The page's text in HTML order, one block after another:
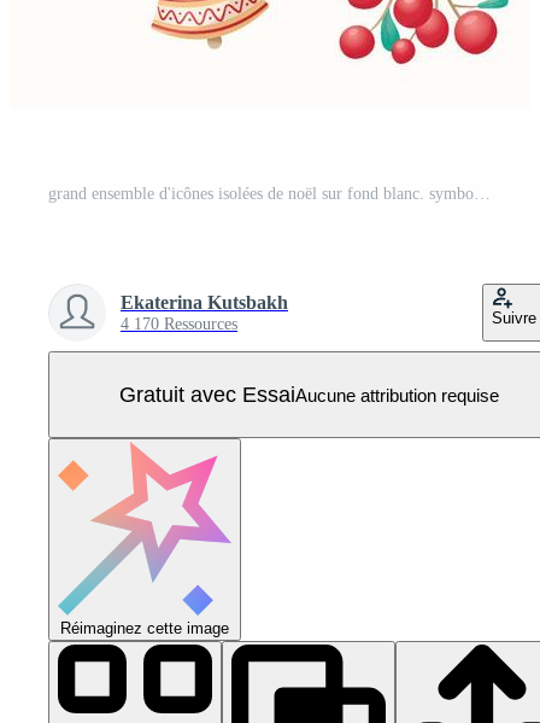
grand ensemble d'icônes isolées de noël sur fond blanc. symboles de vacances d'hiver. décoration du nouvel an Vecteur Pro
Ekaterina Kutsbakh
4 170 Ressources Suivre
Gratuit avec EssaiAucune attribution requise
Réimaginez cette image